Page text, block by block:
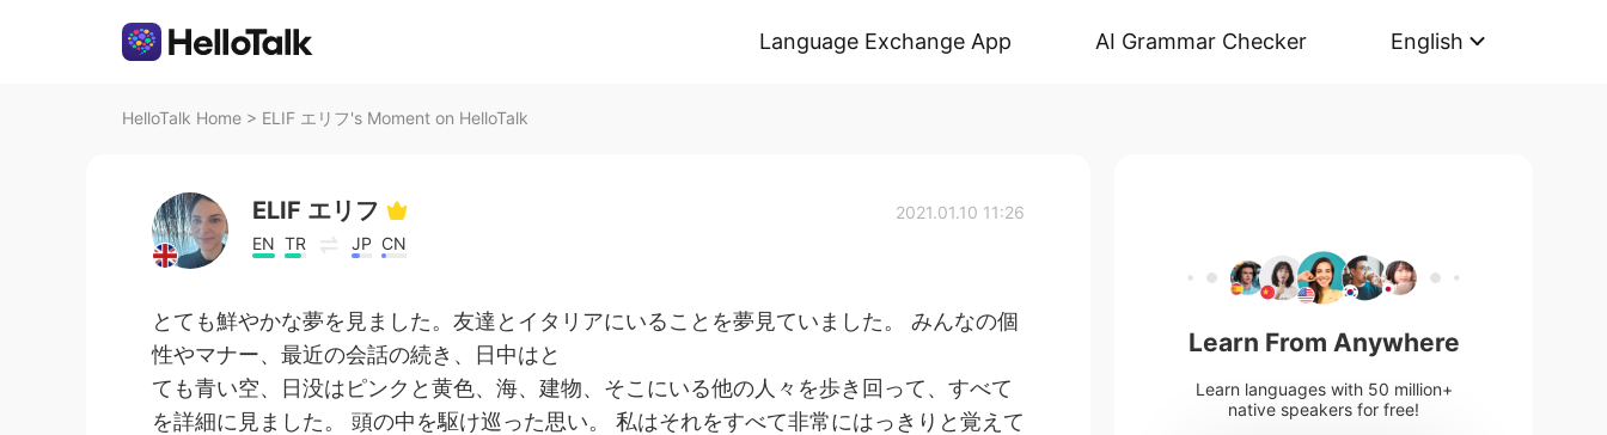
Language Exchange App AI Grammar Checker English
HelloTalk Home > ELIF エリフ's Moment on HelloTalk
ELIF エリフ
EN TR JP CN
2021.01.10 11:26
とても鮮やかな夢を見ました。友達とイタリアにいることを夢見ていました。 みんなの個
性やマナー、最近の会話の続き、日中はと
ても青い空、日没はピンクと黄色、海、建物、そこにいる他の人々を歩き回って、すべて
を詳細に見ました。 頭の中を駆け巡った思い。 私はそれをすべて非常にはっきりと覚えて
Learn From Anywhere
Learn languages with 50 million+
native speakers for free!